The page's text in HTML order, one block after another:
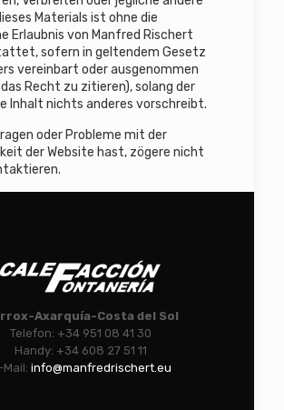
Materials ist ohne die
Erlaubnis von Manfred Rischert
sofern in geltendem Gesetz
vereinbart oder ausgenommen
Recht zu zitieren), solang der
Inhalt nichts anderes vorschreibt.
oder Probleme mit der
der Website hast, zögere nicht
Axarquía-Costa del Sol
Telefon: +34 951 08 41 30
Handy: +34 608 27 51 11
Mail: info@manfredrischert.eu